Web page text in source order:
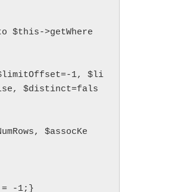
$this->getWhere
1, $li
$distinct=fals
$assocKe